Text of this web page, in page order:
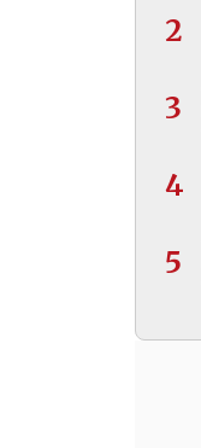
2
3
4
5